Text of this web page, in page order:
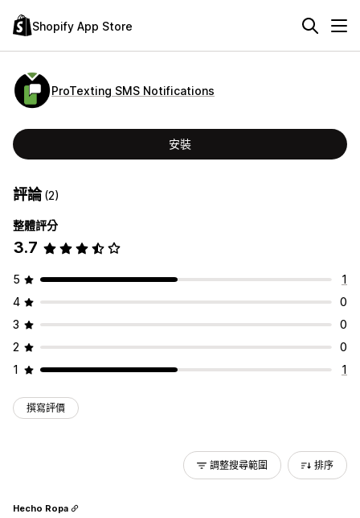
Shopify App Store
ProTexting SMS Notifications
安裝
評論(2)
整體評分
3.7
5
1
4
0
3
0
2
0
1
1
撰寫評價
調整搜尋範圍 排序
Hecho Ropa